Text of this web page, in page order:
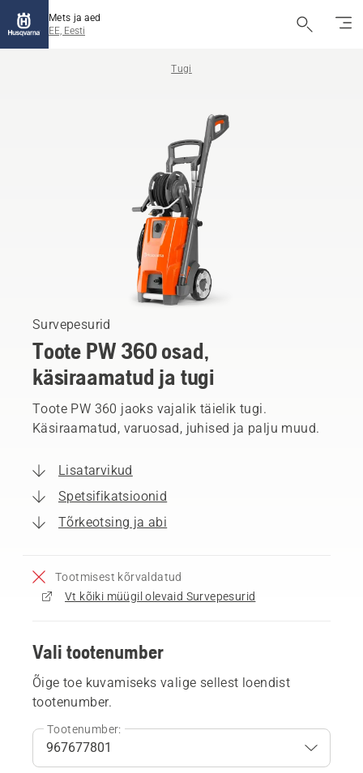
Mets ja aed
EE, Eesti
Tugi
Survepesurid
Toote PW 360 osad,
käsiraamatud ja tugi
Toote PW 360 jaoks vajalik täielik tugi.
Käsiraamatud, varuosad, juhised ja palju muud.
Lisatarvikud
Spetsifikatsioonid
Tõrkeotsing ja abi
Tootmisest kõrvaldatud
Vt kõiki müügil olevaid Survepesurid
Vali tootenumber
Õige toe kuvamiseks valige sellest loendist
tootenumber.
Tootenumber: